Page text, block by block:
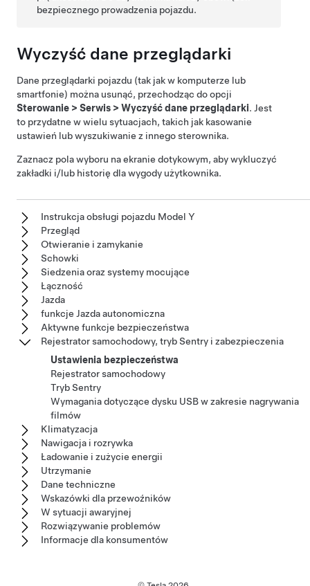
bezpiecznego prowadzenia pojazdu.
Wyczyść dane przeglądarki
Dane przeglądarki pojazdu (tak jak w komputerze lub
smartfonie) można usunąć, przechodząc do opcji
Sterowanie > Serwis > Wyczyść dane przeglądarki. Jest
to przydatne w wielu sytuacjach, takich jak kasowanie
ustawień lub wyszukiwanie z innego sterownika.
Zaznacz pola wyboru na ekranie dotykowym, aby wykluczyć
zakładki i/lub historię dla wygody użytkownika.
Instrukcja obsługi pojazdu Model Y
Przegląd
Otwieranie i zamykanie
Schowki
Siedzenia oraz systemy mocujące
Łączność
Jazda
funkcje Jazda autonomiczna
Aktywne funkcje bezpieczeństwa
Rejestrator samochodowy, tryb Sentry i zabezpieczenia
Ustawienia bezpieczeństwa
Rejestrator samochodowy
Tryb Sentry
Wymagania dotyczące dysku USB w zakresie nagrywania
filmów
Klimatyzacja
Nawigacja i rozrywka
Ładowanie i zużycie energii
Utrzymanie
Dane techniczne
Wskazówki dla przewoźników
W sytuacji awaryjnej
Rozwiązywanie problemów
Informacje dla konsumentów